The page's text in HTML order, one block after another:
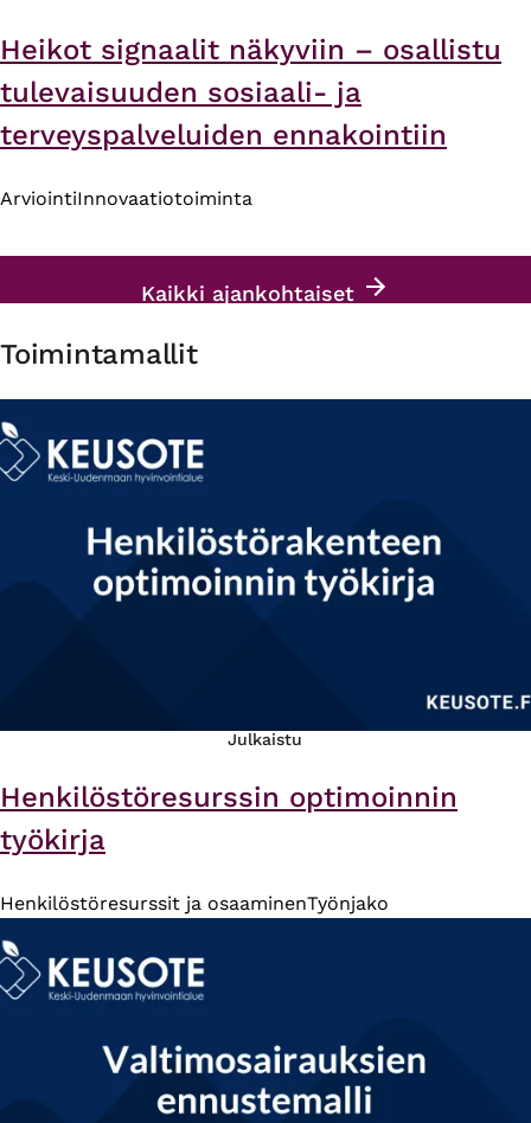
Heikot signaalit näkyviin – osallistu
tulevaisuuden sosiaali- ja
terveyspalveluiden ennakointiin
ArviointiInnovaatiotoiminta
Kaikki ajankohtaiset
Toimintamallit
Julkaistu
Henkilöstöresurssin optimoinnin
työkirja
Henkilöstöresurssit ja osaaminenTyönjako